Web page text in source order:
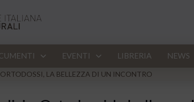
EVENTI LIBRERIA NEWS
LA BELLEZZA DI UN INCONTRO